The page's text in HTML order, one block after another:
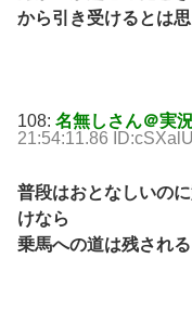
から引き受けるとは
108: 名無しさん＠実
21:54:11.86
普段はおとなしいの
けなら
乗馬への道は残される